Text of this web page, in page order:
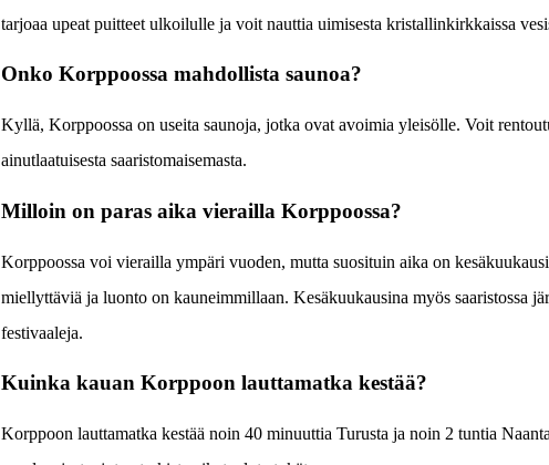
tarjoaa upeat puitteet ulkoilulle ja voit nauttia uimisesta kristallinkirkkaissa
Onko Korppoossa mahdollista saunoa?
Kyllä, Korppoossa on useita saunoja, jotka ovat avoimia yleisölle. Voit
ainutlaatuisesta saaristomaisemasta.
Milloin on paras aika vierailla Korppoossa?
Korppoossa voi vierailla ympäri vuoden, mutta suosituin aika on
miellyttäviä ja luonto on kauneimmillaan. Kesäkuukausina myös saaristossa
festivaaleja.
Kuinka kauan Korppoon lauttamatka kestää?
Korppoon lauttamatka kestää noin 40 minuuttia Turusta ja noin 2 tuntia